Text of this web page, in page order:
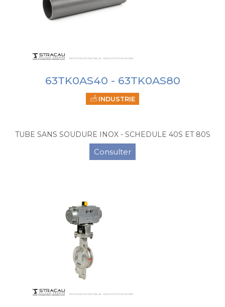
63TK0AS40 - 63TK0AS80
INDUSTRIE
TUBE SANS SOUDURE INOX - SCHEDULE 40S ET 80S
Consulter